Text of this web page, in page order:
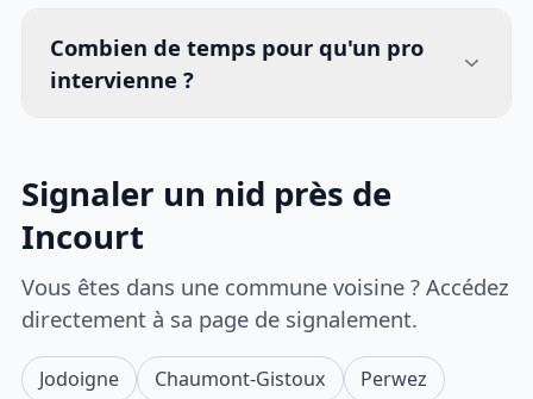
Combien de temps pour qu'un pro
intervienne ?
Signaler un nid près de
Incourt
Vous êtes dans une commune voisine ? Accédez
directement à sa page de signalement.
Jodoigne Chaumont-Gistoux
Perwez